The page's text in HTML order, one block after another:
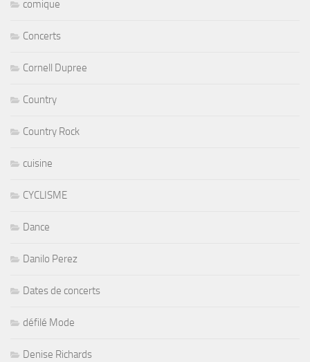
comique
Concerts
Cornell Dupree
Country
Country Rock
cuisine
CYCLISME
Dance
Danilo Perez
Dates de concerts
défilé Mode
Denise Richards